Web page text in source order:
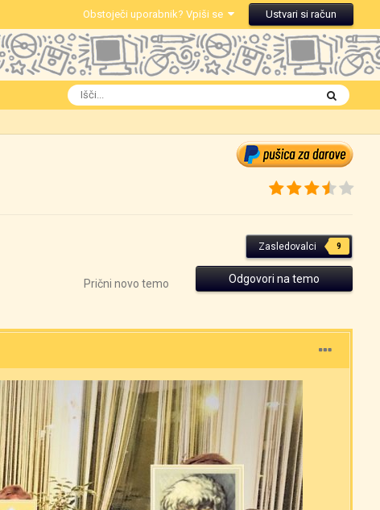
Obstoječi uporabnik? Vpiši se Ustvari si račun
Zasledovalci 9
Odgovori na temo
Prični novo temo